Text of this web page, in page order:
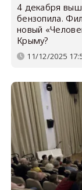
4 декабря
бензопила.
новый
Крыму?
11/12/2025